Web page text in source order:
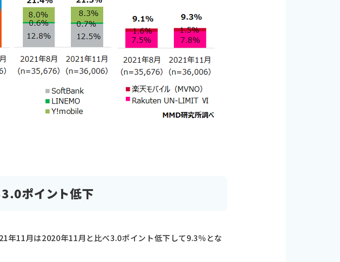
ポイント低下
年11月は2020年11月と比べ3.0ポイント低下して9.3％とな